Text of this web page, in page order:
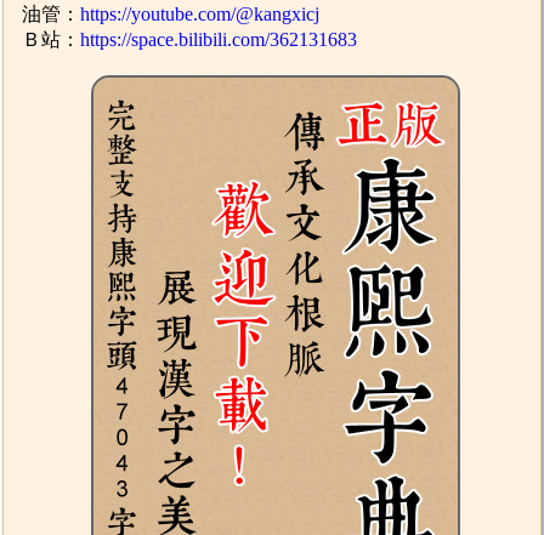
油管：https://youtube.com/@kangxicj
Ｂ站：https://space.bilibili.com/362131683